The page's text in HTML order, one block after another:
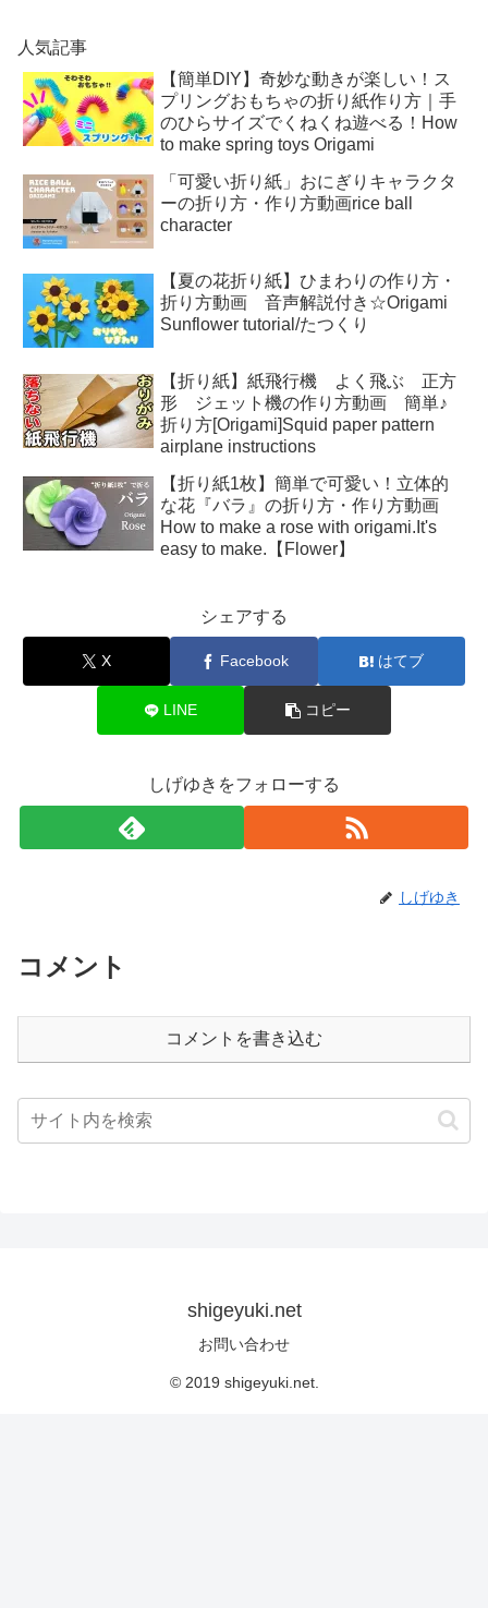
人気記事
【簡単DIY】奇妙な動きが楽しい！ス
プリングおもちゃの折り紙作り方｜手
のひらサイズでくねくね遊べる！How
to make spring toys Origami
「可愛い折り紙」おにぎりキャラクタ
ーの折り方・作り方動画rice ball
character
【夏の花折り紙】ひまわりの作り方・
折り方動画 音声解説付き☆Origami
Sunflower tutorial/たつくり
【折り紙】紙飛行機 よく飛ぶ 正方
形 ジェット機の作り方動画 簡単♪
折り方[Origami]Squid paper pattern
airplane instructions
【折り紙1枚】簡単で可愛い！立体的
な花『バラ』の折り方・作り方動画
How to make a rose with origami.It's
easy to make.【Flower】
シェアする
X Facebook はてブ
LINE コピー
しげゆきをフォローする
しげゆき
コメント
コメントを書き込む
shigeyuki.net
お問い合わせ
© 2019 shigeyuki.net.